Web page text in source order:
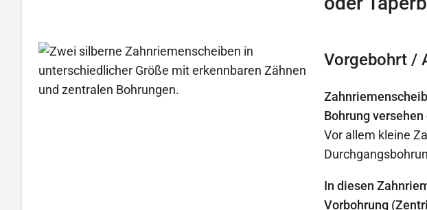
Vorgebohrt /
Bohrung
Vor allem kleine
In diesen
Vorbohrung